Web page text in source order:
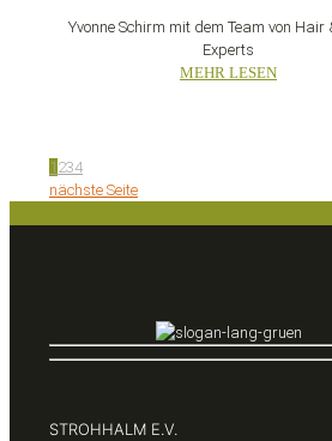
Yvonne Schirm mit dem Team von Hair
Experts
MEHR LESEN
1 234
nächste Seite
STROHHALM E.V.